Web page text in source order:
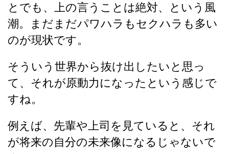
とでも、上の言うことは絶対、という風
潮。まだまだパワハラもセクハラも多い
のが現状です。
そういう世界から抜け出したいと思っ
て、それが原動力になったという感じで
すね。
例えば、先輩や上司を見ていると、それ
が将来の自分の未来像になるじゃないで